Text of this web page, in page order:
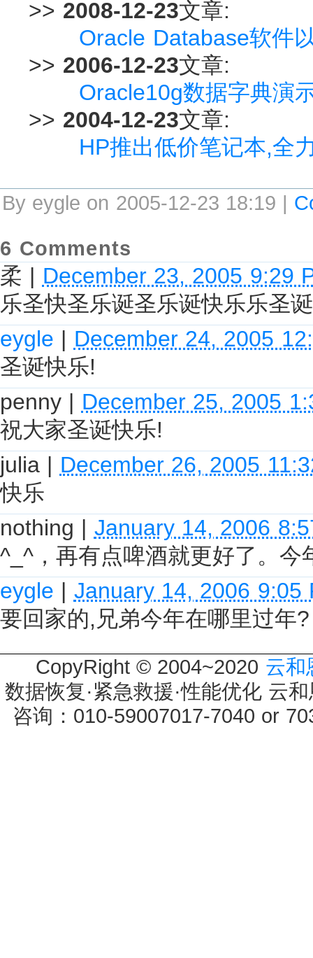
>> 2008-12-23文章:
Oracle Database软件
>> 2006-12-23文章:
Oracle10g数据字典演
>> 2004-12-23文章:
HP推出低价笔记本,全
By eygle on 2005-12-23 18:19 |
6 Comments
柔 | December 23, 2005 9:29
乐圣快圣乐诞圣乐诞快乐乐圣
eygle | December 24, 2005
圣诞快乐!
penny | December 25, 2005
祝大家圣诞快乐!
julia | December 26, 2005
快乐
nothing | January 14, 2006
^_^，再有点啤酒就更好了。今
eygle | January 14, 2006 9:05
要回家的,兄弟今年在哪里过年?
CopyRight © 2004~2020 云和
数据恢复·紧急救援·性能优化 云
咨询：010-59007017-7040 or